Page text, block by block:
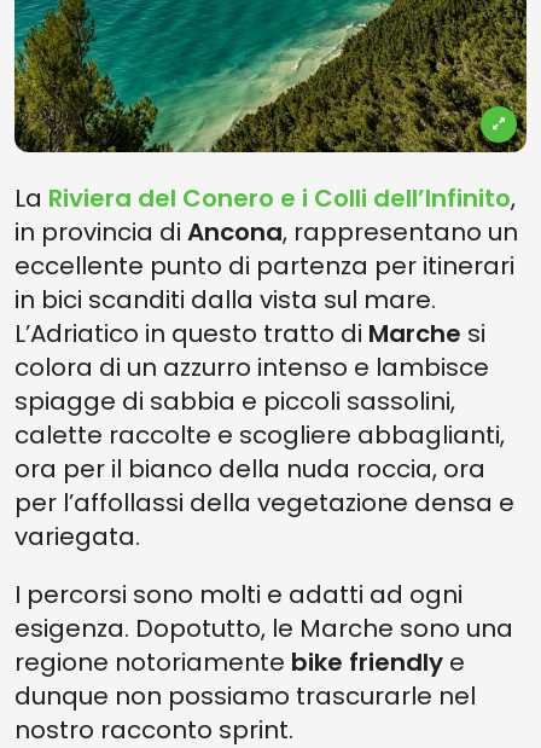
La Riviera del Conero e i Colli dell’Infinito,
in provincia di Ancona, rappresentano un
eccellente punto di partenza per itinerari
in bici scanditi dalla vista sul mare.
L’Adriatico in questo tratto di Marche si
colora di un azzurro intenso e lambisce
spiagge di sabbia e piccoli sassolini,
calette raccolte e scogliere abbaglianti,
ora per il bianco della nuda roccia, ora
per l’affollassi della vegetazione densa e
variegata.
I percorsi sono molti e adatti ad ogni
esigenza. Dopotutto, le Marche sono una
regione notoriamente bike friendly e
dunque non possiamo trascurarle nel
nostro racconto sprint.